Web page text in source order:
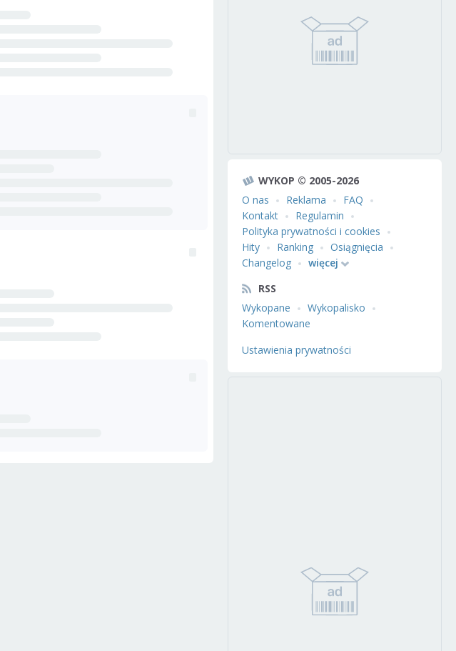
WYKOP © 2005-2026
O nas
Reklama
FAQ
Kontakt
Regulamin
Polityka prywatności i cookies
Hity
Ranking
Osiągnięcia
Changelog
więcej
RSS
Wykopane
Wykopalisko
Komentowane
Ustawienia prywatności